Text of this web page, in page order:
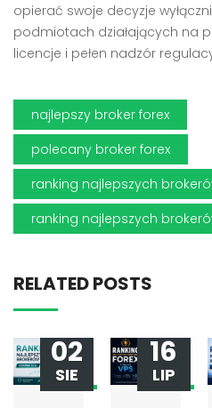
opierać swoje decyzje
podmiotach działających na
licencje i pełen nadzór
najlepszy broker forex
polecany broker forex
ranking najlepszych
ranking najlepszych
RELATED POSTS
02
SIE
16
LIP